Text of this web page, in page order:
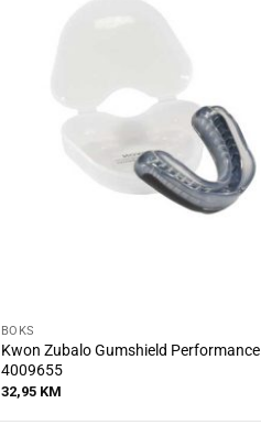
BOKS
Kwon Zubalo Gumshield Performance
4009655
32,95 KM